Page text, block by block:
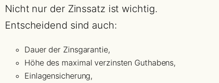
Nicht nur der Zinssatz ist wichtig.
Entscheidend sind auch:
Dauer der Zinsgarantie,
Höhe des maximal verzinsten Guthabens,
Einlagensicherung,